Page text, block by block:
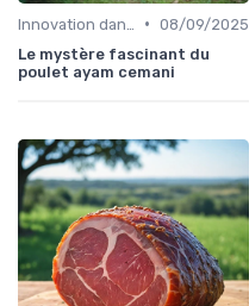
• 08/09/2025
Le mystère fascinant du
poulet ayam cemani